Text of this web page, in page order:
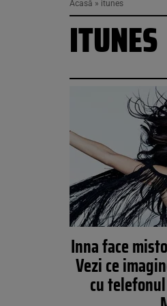
Acasă » itunes
ITUNES
Inna face
Vezi ce
cu